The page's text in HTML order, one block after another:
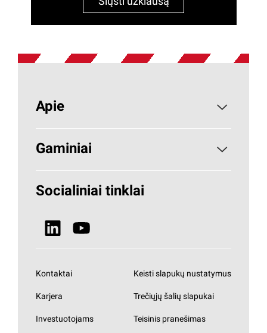
Apie
Apie PAROC
Kodėl akmens vata
Tvarumas
Naujienos
Gaminiai
Statybinė izoliacija
Socialiniai tinklai
Kontaktai
Karjera
Investuotojams
Keisti slapukų nustatymus
Trečiųjų šalių slapukai
Teisinis pranešimas